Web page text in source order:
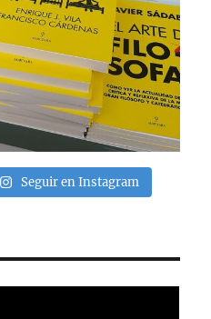
Seguir en Instagram